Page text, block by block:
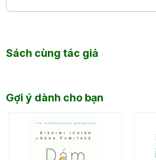
Sách cùng tác giả
Gợi ý dành cho bạn